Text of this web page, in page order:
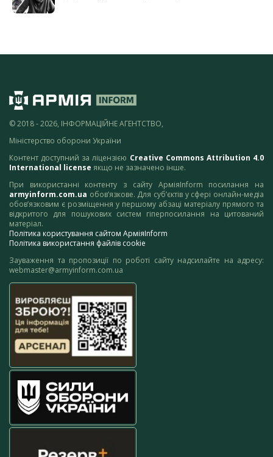
© 2018 - 2026, ІНФОРМАЦІЙНЕ АГЕНТСТВО,
Міністерство оборони України
Контент доступний за ліцензією Creative Commons Attribution 4.0
International license якщо не зазначено інше.
При використанні контенту з сайту АрміяInform посилання на
armyinform.com.ua обов’язкове. Для суб’єктів у сфері онлайн-медіа
обов’язковим є розміщення у першому абзаці матеріалу прямого та
відкритого для пошукових систем гіперпосилання на цитований
матеріал.
Політика користування сайтом АрміяInform
Політика використання файлів cookie
Зауваження та пропозиції по роботі сайту надсилайте на адресу:
webmaster@armyinform.com.ua